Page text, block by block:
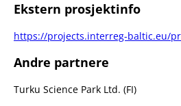
Ekstern prosjektinfo
https://projects.interreg-baltic.eu/
Andre partnere
Turku Science Park Ltd. (FI)